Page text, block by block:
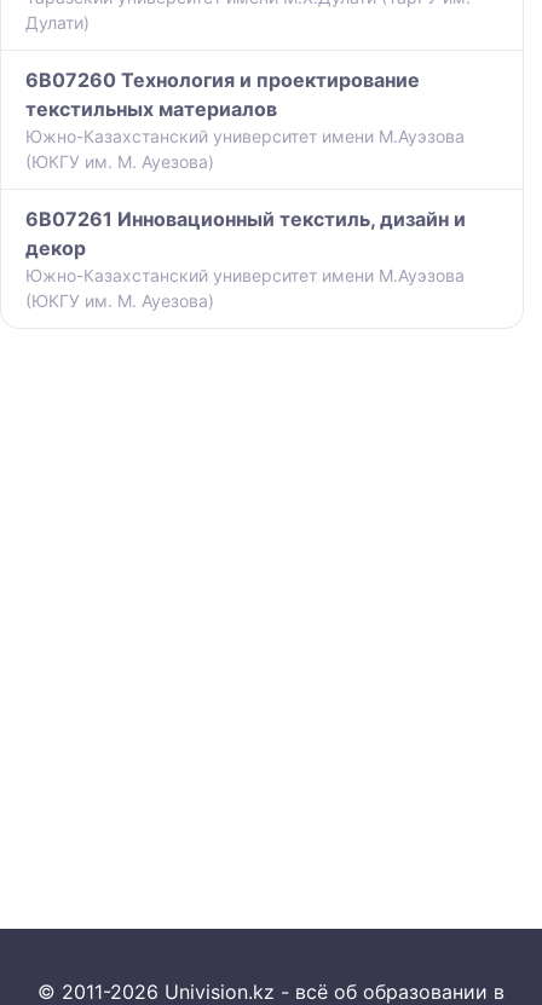
Дулати)
6B07260 Технология и проектирование
текстильных материалов
Южно-Казахстанский университет имени М.Ауэзова
(ЮКГУ им. М. Ауезова)
6B07261 Инновационный текстиль, дизайн и
декор
Южно-Казахстанский университет имени М.Ауэзова
(ЮКГУ им. М. Ауезова)
© 2011-2026 Univision.kz - всё об образовании в